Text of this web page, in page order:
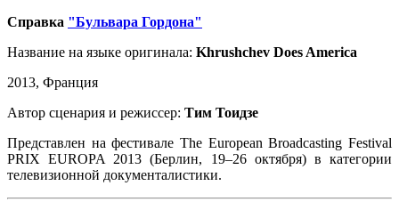
Справка "Бульвара Гордона"
Название на языке оригинала: Khrushchev Does America
2013, Франция
Автор сценария и режиссер: Тим Тоидзе
Представлен на фестивале The European Broadcasting Festival
PRIX EUROPA 2013 (Берлин, 19–26 октября) в категории
телевизионной документалистики.